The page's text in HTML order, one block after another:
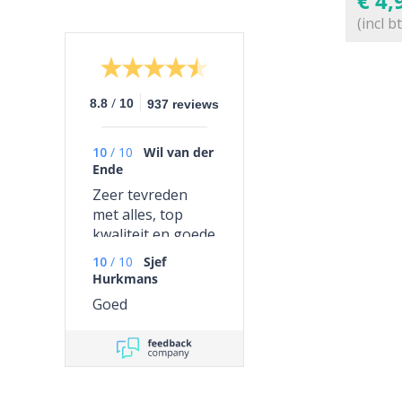
8.8 / 10 937 reviews
10 / 10
Wil van der
Ende
Zeer tevreden
met alles, top
kwaliteit en goede
service
10 / 10
Sjef
Hurkmans
Goed
(incl